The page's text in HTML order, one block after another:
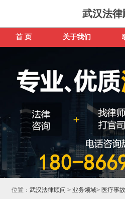
武汉法律
首 页 关于我们
位置： 武汉法律顾问 > 业务领域> 医疗事故